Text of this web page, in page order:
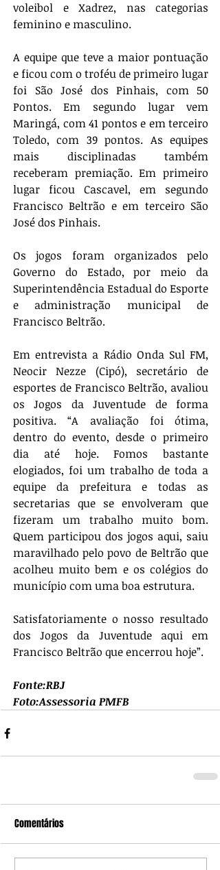
voleibol e Xadrez, nas categorias
feminino e masculino.
A equipe que teve a maior pontuação
e ficou com o troféu de primeiro lugar
foi São José dos Pinhais, com 50
Pontos. Em segundo lugar vem
Maringá, com 41 pontos e em terceiro
Toledo, com 39 pontos. As equipes
mais disciplinadas também
receberam premiação. Em primeiro
lugar ficou Cascavel, em segundo
Francisco Beltrão e em terceiro São
José dos Pinhais.
Os jogos foram organizados pelo
Governo do Estado, por meio da
Superintendência Estadual do Esporte
e administração municipal de
Francisco Beltrão.
Em entrevista a Rádio Onda Sul FM,
Neocir Nezze (Cipó), secretário de
esportes de Francisco Beltrão, avaliou
os Jogos da Juventude de forma
positiva. “A avaliação foi ótima,
dentro do evento, desde o primeiro
dia até hoje. Fomos bastante
elogiados, foi um trabalho de toda a
equipe da prefeitura e todas as
secretarias que se envolveram que
fizeram um trabalho muito bom.
Quem participou dos jogos aqui, saiu
maravilhado pelo povo de Beltrão que
acolheu muito bem e os colégios do
município com uma boa estrutura.
Satisfatoriamente o nosso resultado
dos Jogos da Juventude aqui em
Francisco Beltrão que encerrou hoje”.
Fonte:RBJ
Foto:Assessoria PMFB
Comentários